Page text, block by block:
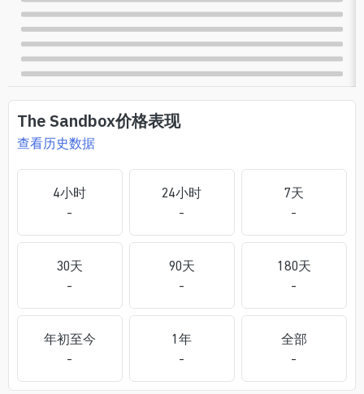
The Sandbox价格表现
查看历史数据
4小时
-
24小时
-
7天
-
30天
-
90天
-
180天
-
年初至今
-
1年
-
全部
-